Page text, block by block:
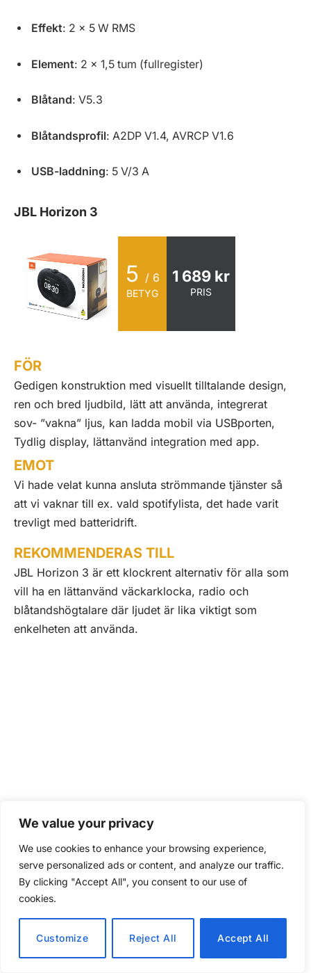
We value your privacy
We use cookies to enhance your browsing experience,
serve personalized ads or content, and analyze our traffic.
By clicking "Accept All", you consent to our use of
cookies.
Customize Reject All Accept All
Effekt: 2 x 5 W RMS
Element: 2 x 1,5 tum (fullregister)
Blåtand: V5.3
Blåtandsprofil: A2DP V1.4, AVRCP V1.6
USB-laddning: 5 V/3 A
JBL Horizon 3
5 / 6
BETYG
1 689 kr
PRIS
FÖR
Gedigen konstruktion med visuellt tilltalande design,
ren och bred ljudbild, lätt att använda, integrerat
sov- ”vakna” ljus, kan ladda mobil via USBporten,
Tydlig display, lättanvänd integration med app.
EMOT
Vi hade velat kunna ansluta strömmande tjänster så
att vi vaknar till ex. vald spotifylista, det hade varit
trevligt med batteridrift.
REKOMMENDERAS TILL
JBL Horizon 3 är ett klockrent alternativ för alla som
vill ha en lättanvänd väckarklocka, radio och
blåtandshögtalare där ljudet är lika viktigt som
enkelheten att använda.